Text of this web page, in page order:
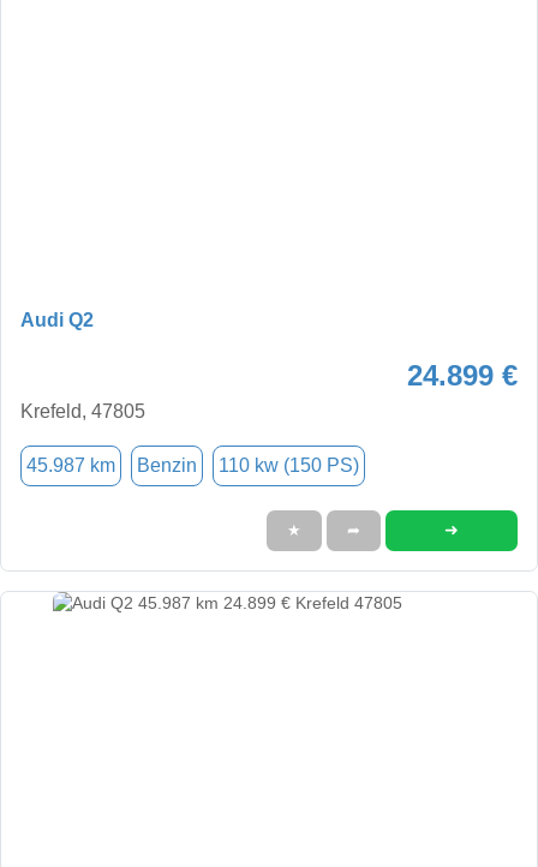
Audi Q2
24.899 €
Krefeld, 47805
45.987 km Benzin 110 kw (150 PS)
★ ➦ ➜